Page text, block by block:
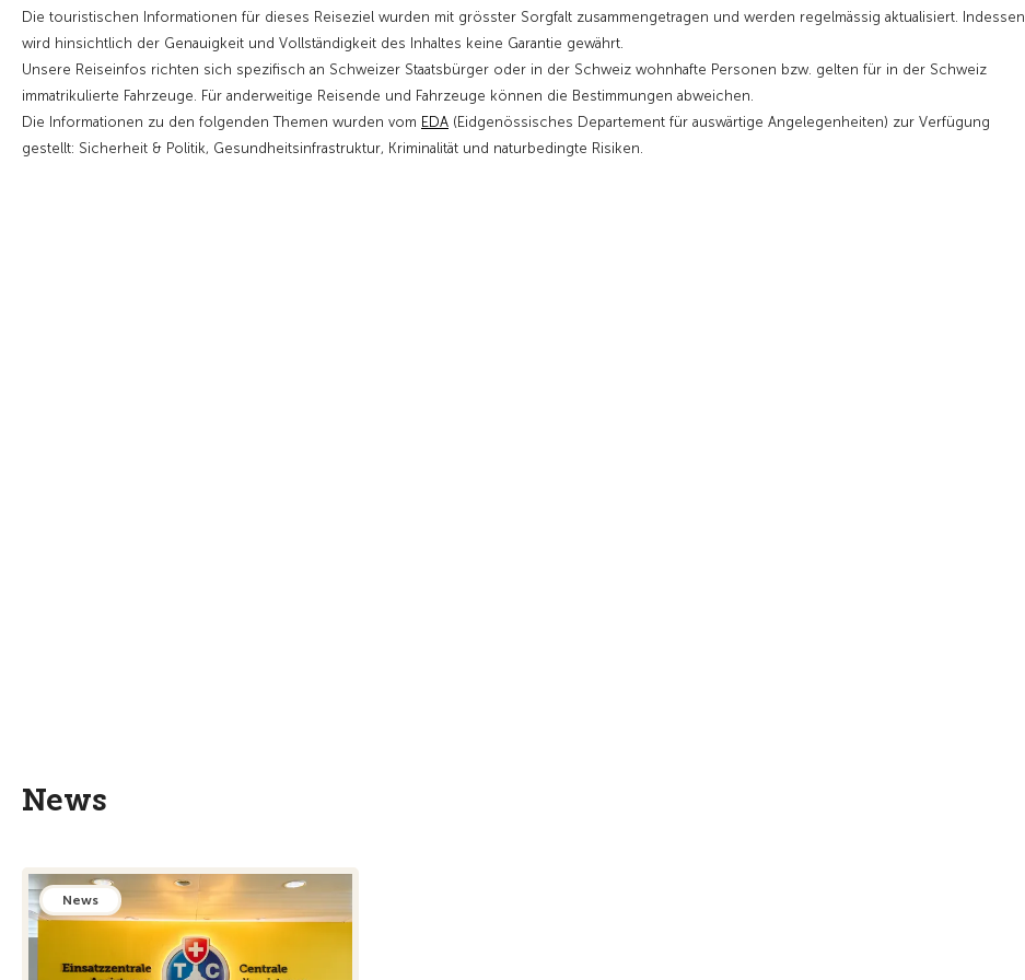
Die touristischen Informationen für dieses Reiseziel wurden mit grösster Sorgfalt zusammengetragen und werden regelmässig aktualisiert. Indessen
wird hinsichtlich der Genauigkeit und Vollständigkeit des Inhaltes keine Garantie gewährt.
Unsere Reiseinfos richten sich spezifisch an Schweizer Staatsbürger oder in der Schweiz wohnhafte Personen bzw. gelten für in der Schweiz
immatrikulierte Fahrzeuge. Für anderweitige Reisende und Fahrzeuge können die Bestimmungen abweichen.
Die Informationen zu den folgenden Themen wurden vom EDA (Eidgenössisches Departement für auswärtige Angelegenheiten) zur Verfügung
gestellt: Sicherheit & Politik, Gesundheitsinfrastruktur, Kriminalität und naturbedingte Risiken.
News
News